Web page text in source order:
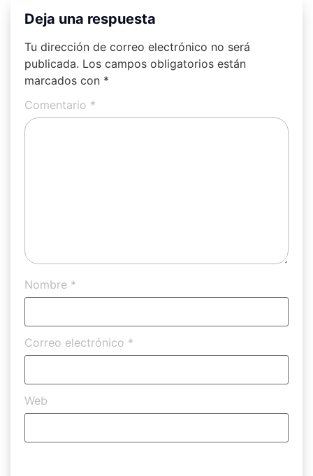
Deja una respuesta
Tu dirección de correo electrónico no será
publicada. Los campos obligatorios están
marcados con *
Comentario *
Nombre *
Correo electrónico *
Web